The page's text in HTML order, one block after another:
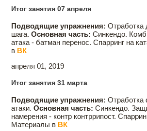
Итог занятия 07 апреля
Подводящие упражнения: Отработка
шага. Основная часть: Синкендо.
атака - батман перенос. Спарринг на
в ВК
апреля 01, 2019
Итог занятия 31 марта
Подводящие упражнения:
атаки. Основная часть: Синкендо.
намерения - контр контррипост.
Материалы в ВК